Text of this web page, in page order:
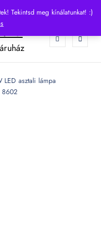
Tekintsd meg kínálatunkat! :)
LED asztali lámpa
8602